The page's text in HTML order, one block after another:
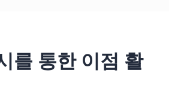
를 통한 이점 활